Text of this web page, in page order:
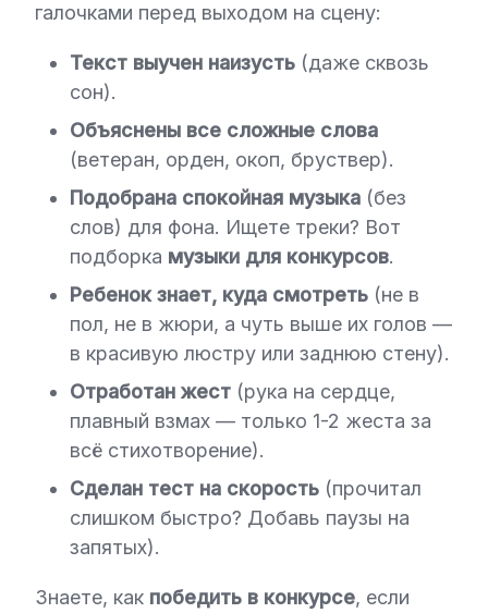
галочками перед выходом на сцену:
Текст выучен наизусть (даже сквозь
сон).
Объяснены все сложные слова
(ветеран, орден, окоп, бруствер).
Подобрана спокойная музыка (без
слов) для фона. Ищете треки? Вот
подборка музыки для конкурсов.
Ребенок знает, куда смотреть (не в
пол, не в жюри, а чуть выше их голов —
в красивую люстру или заднюю стену).
Отработан жест (рука на сердце,
плавный взмах — только 1-2 жеста за
всё стихотворение).
Сделан тест на скорость (прочитал
слишком быстро? Добавь паузы на
запятых).
Знаете, как победить в конкурсе, если